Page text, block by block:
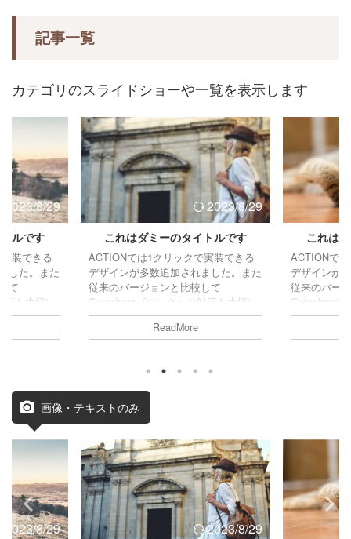
記事一覧
カテゴリのスライドショーや一覧を表示します
2023/8/29
ルです
装できる
した。また
て
も大幅に
2023/8/29
これはダミーのタイトルです
ACTIONでは1クリックで実装できる
デザインが多数追加されました。また
従来のバージョンと比較して
Gutenbergブロックへの対応も大幅に
強化されています。
ReadMore
これは
ACTIONで
デザインが
従来のバー
Gutenberg
強化されて
画像・テキストのみ
2023/8/29 2023/8/29